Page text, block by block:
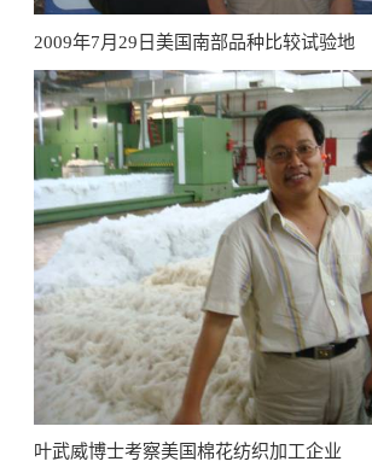
2009年7月29日美国南部品种比较试验地
叶武威博士考察美国棉花纺织加工企业